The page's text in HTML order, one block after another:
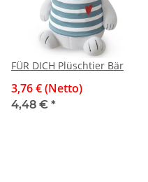
FÜR DICH Plüschtier Bär
3,76 € (Netto)
4,48 € *